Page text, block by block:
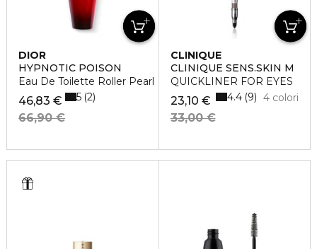
DIOR
HYPNOTIC POISON
Eau De Toilette Roller Pearl
46,83 €
66,90 €
5 2
CLINIQUE
CLINIQUE SENS.SKIN M
QUICKLINER FOR EYES
23,10 €
33,00 €
4 colori
4.4 9